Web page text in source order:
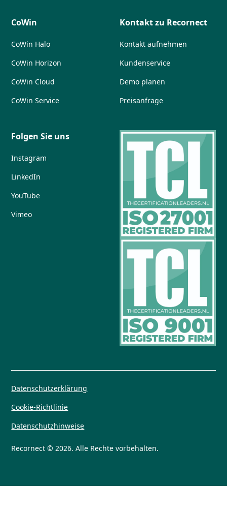
CoWin
CoWin Halo
CoWin Horizon
CoWin Cloud
CoWin Service
Kontakt zu Recornect
Kontakt aufnehmen
Kundenservice
Demo planen
Preisanfrage
Folgen Sie uns
Instagram
LinkedIn
YouTube
Vimeo
Recornect © 2026. Alle Rechte vorbehalten.
Datenschutzerklärung
Cookie-Richtlinie
Datenschutzhinweise